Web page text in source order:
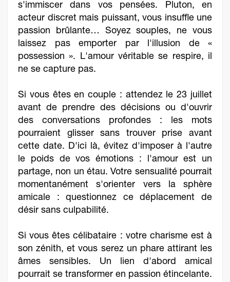
s'immiscer dans vos pensées. Pluton, en
acteur discret mais puissant, vous insuffle une
passion brûlante… Soyez souples, ne vous
laissez pas emporter par l'illusion de «
possession ». L'amour véritable se respire, il
ne se capture pas.
Si vous êtes en couple : attendez le 23 juillet
avant de prendre des décisions ou d'ouvrir
des conversations profondes : les mots
pourraient glisser sans trouver prise avant
cette date. D'ici là, évitez d'imposer à l'autre
le poids de vos émotions : l'amour est un
partage, non un étau. Votre sensualité pourrait
momentanément s'orienter vers la sphère
amicale : questionnez ce déplacement de
désir sans culpabilité.
Si vous êtes célibataire : votre charisme est à
son zénith, et vous serez un phare attirant les
âmes sensibles. Un lien d'abord amical
pourrait se transformer en passion étincelante.